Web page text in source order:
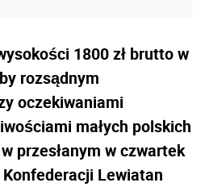
1800 zł brutto w
rozsądnym
oczekiwaniami
małych polskich
przesłanym w czwartek
Lewiatan